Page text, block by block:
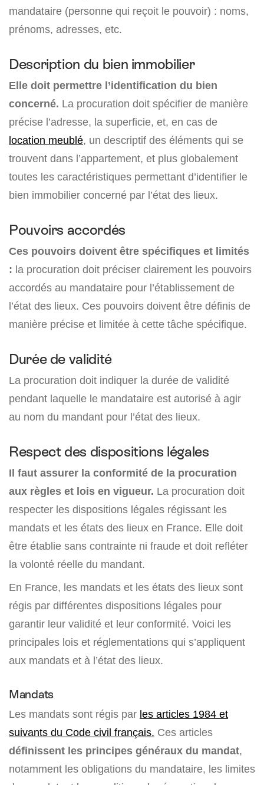
mandataire (personne qui reçoit le pouvoir) : noms,
prénoms, adresses, etc.
Description du bien immobilier
Elle doit permettre l’identification du bien
concerné. La procuration doit spécifier de manière
précise l’adresse, la superficie, et, en cas de
location meublé, un descriptif des éléments qui se
trouvent dans l’appartement, et plus globalement
toutes les caractéristiques permettant d’identifier le
bien immobilier concerné par l’état des lieux.
Pouvoirs accordés
Ces pouvoirs doivent être spécifiques et limités
: la procuration doit préciser clairement les pouvoirs
accordés au mandataire pour l’établissement de
l’état des lieux. Ces pouvoirs doivent être définis de
manière précise et limitée à cette tâche spécifique.
Durée de validité
La procuration doit indiquer la durée de validité
pendant laquelle le mandataire est autorisé à agir
au nom du mandant pour l’état des lieux.
Respect des dispositions légales
Il faut assurer la conformité de la procuration
aux règles et lois en vigueur. La procuration doit
respecter les dispositions légales régissant les
mandats et les états des lieux en France. Elle doit
être établie sans contrainte ni fraude et doit refléter
la volonté réelle du mandant.
En France, les mandats et les états des lieux sont
régis par différentes dispositions légales pour
garantir leur validité et leur conformité. Voici les
principales lois et réglementations qui s’appliquent
aux mandats et à l’état des lieux.
Mandats
Les mandats sont régis par les articles 1984 et
suivants du Code civil français. Ces articles
définissent les principes généraux du mandat,
notamment les obligations du mandataire, les limites